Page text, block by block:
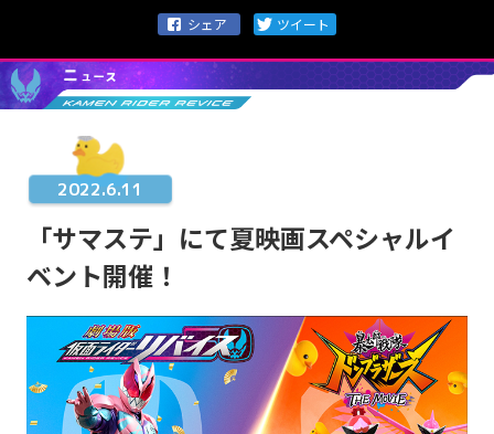
2022.6.11
「サマステ」にて夏映画スペシャルイ
ベント開催！